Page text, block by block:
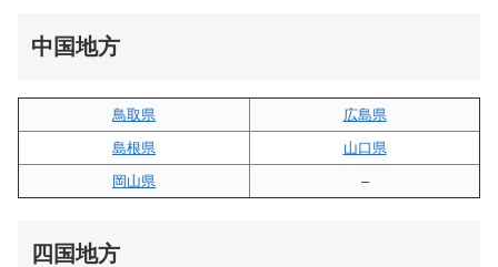
中国地方
鳥取県
広島県
島根県
山口県
岡山県
–
四国地方